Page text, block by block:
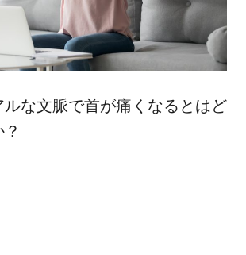
ルな文脈で首が痛くなるとはど